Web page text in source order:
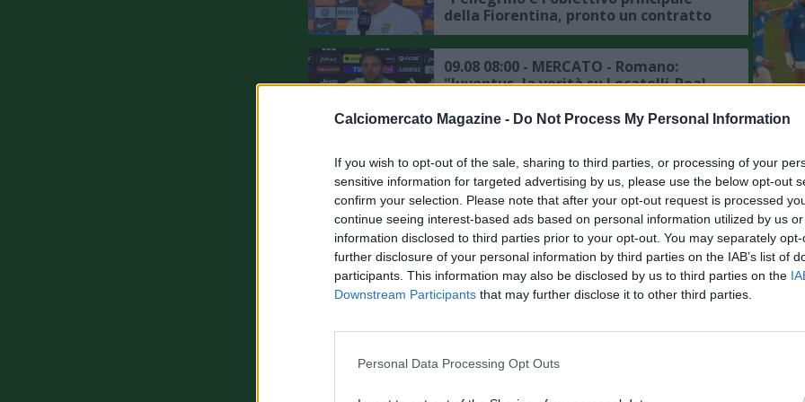
Calciomercato Magazine - Do Not Process My Personal Information
If you wish to opt-out of the sale, sharing to third parties, or processing of your
sensitive information for targeted advertising by us, please use the below opt-out
confirm your selection. Please note that after your opt-out request is processed
continue seeing interest-based ads based on personal information utilized by us
information disclosed to third parties prior to your opt-out. You may separately
further disclosure of your personal information by third parties on the IAB’s list of
participants. This information may also be disclosed by us to third parties on the
Downstream Participants that may further disclose it to other third parties.
Personal Data Processing Opt Outs
della Fiorentina, pronto un contratto
fino al 2031"
09.08 08:00 - MERCATO - Romano:
"Juventus, la verità su Locatelli-Real
"Barcellona, Flick vuole la
permanenza di Alvaro Cortes, i
prossimi giorni cruciali per il futuro"
09.08 07:26 - MERCATO - Schira:
"Lucumì alla Juventus, trattative in
corso: i bianconeri preparano una
nuova offerta per il Bologna"
Liverpool, la richiesta del PSG"